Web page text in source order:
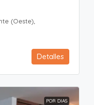
(Oeste),
Detalles
POR DIAS